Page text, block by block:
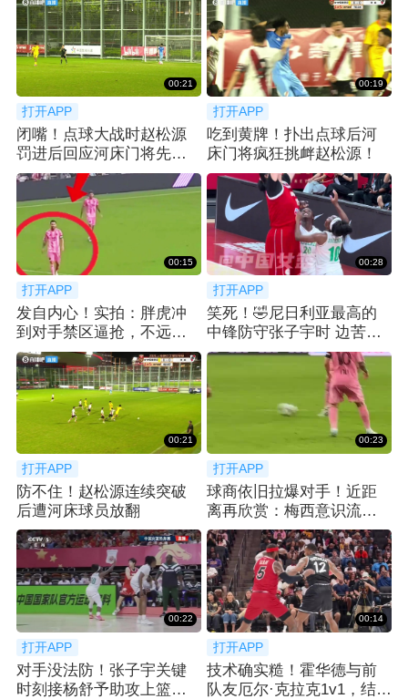
00:21
打开APP
闭嘴！点球大战时赵松源
罚进后回应河床门将先前
的挑衅
00:19
打开APP
吃到黄牌！扑出点球后河
床门将疯狂挑衅赵松源！
00:15
打开APP
发自内心！实拍：胖虎冲
到对手禁区逼抢，不远处
梅西微笑送上掌声
00:28
打开APP
笑死！🤣尼日利亚最高的
中锋防守张子宇时 边苦笑
边弃防
00:21
打开APP
防不住！赵松源连续突破
后遭河床球员放翻
00:23
打开APP
球商依旧拉爆对手！近距
离再欣赏：梅西意识流跑
位不停球垫射破门
00:22
打开APP
对手没法防！张子宇关键
时刻接杨舒予助攻上篮打
00:14
打开APP
技术确实糙！霍华德与前
队友厄尔·克拉克1v1，结果